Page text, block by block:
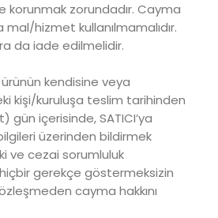
zorundadır. Cayma
mal/hizmet kullanılmamalıdır.
da iade edilmelidir.
ürünün kendisine veya
kişi/kuruluşa teslim tarihinden
gün içerisinde, SATICI’ya
üzerinden bildirmek
ve cezai sorumluluk
gerekçe göstermeksizin
cayma hakkını